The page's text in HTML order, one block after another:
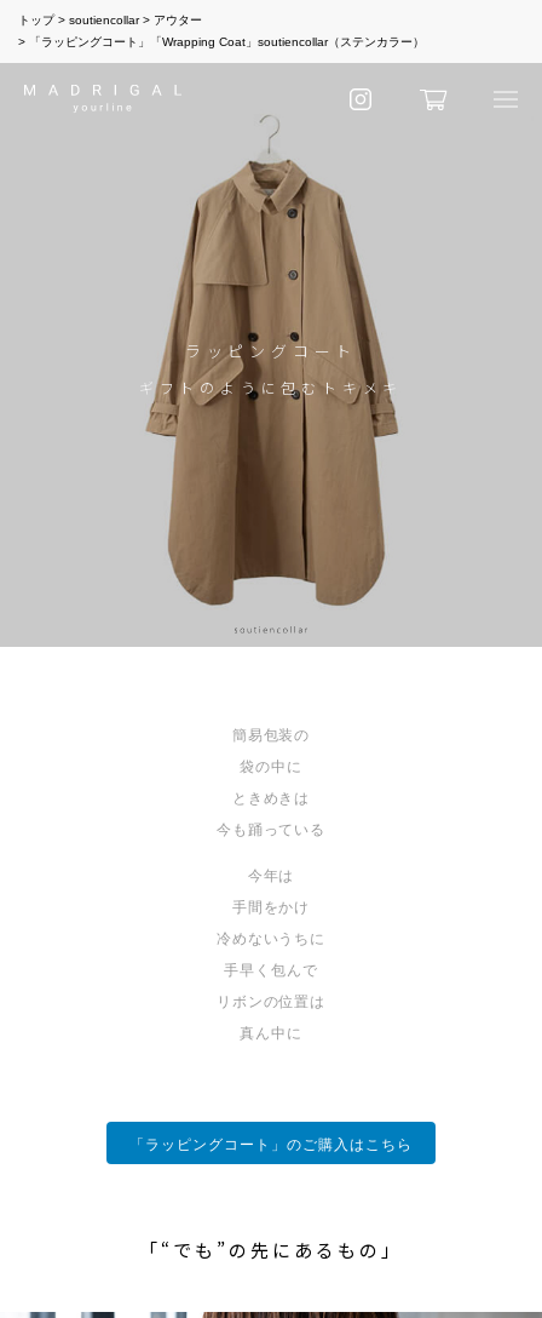
トップ soutiencollar
アウター
「ラッピングコート」「Wrapping Coat」soutiencollar（ステンカラー）
ラッピングコート
ギフトのように包むトキメキ
簡易包装の
袋の中に
ときめきは
今も踊っている
今年は
手間をかけ
冷めないうちに
手早く包んで
リボンの位置は
真ん中に
「ラッピングコート」のご購入はこちら
「“でも”の先にあるもの」